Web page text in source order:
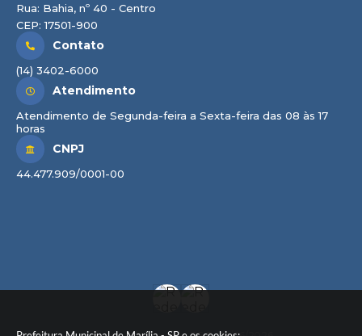
Rua: Bahia, nº 40 - Centro
CEP: 17501-900
Contato
(14) 3402-6000
Atendimento
Atendimento de Segunda-feira a Sexta-feira das 08 às 17
horas
CNPJ
44.477.909/0001-00